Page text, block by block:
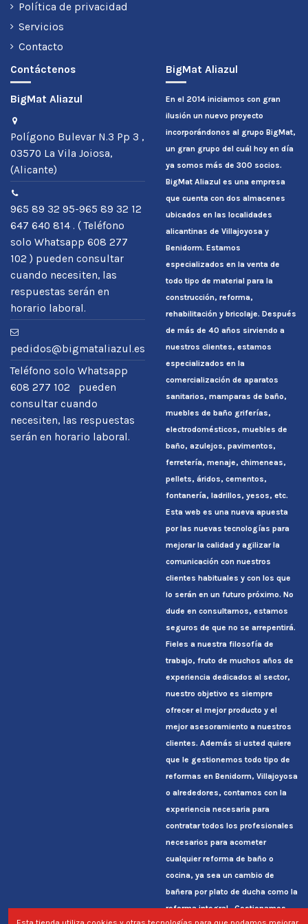
Política de privacidad
Servicios
Contacto
Contáctenos
BigMat Aliazul
Polígono Bulevar N.3 Pp 3 ,
03570 La Vila Joiosa,
(Alicante)
965 89 32 95-965 89 32 12
647 640 814 . ( Teléfono
solo Whatsapp 608 277
102 ) pueden consultar
cuando necesiten, las
respuestas serán en
horario laboral.
pedidos@bigmataliazul.es
Teléfono solo Whatsapp
608 277 102 pueden
consultar cuando
necesiten, las respuestas
serán en horario laboral.
BigMat Aliazul
En el 2014 iniciamos con gran
ilusión un nuevo proyecto
incorporándonos al grupo BigMat,
un gran grupo del cuál hoy en día
ya somos más de 300 socios.
BigMat Aliazul es una empresa
que cuenta con dos almacenes
ubicados en las localidades
alicantinas de Villajoyosa y
Benidorm. Estamos
especializados en la venta de
todo tipo de material para la
construcción, reforma,
rehabilitación y bricolaje. Después
de más de 40 años sirviendo a
nuestros clientes, estamos
especializados en la
comercialización de aparatos
sanitarios, mamparas de baño,
muebles de baño griferías,
electrodomésticos, muebles de
baño, azulejos, pavimentos,
ferretería, menaje, chimeneas,
pellets, áridos, cementos,
fontanería, ladrillos, yesos, etc.
Esta web es una nueva apuesta
por las nuevas tecnologías para
mejorar la calidad y agilizar la
comunicación con nuestros
clientes habituales y con los que
lo serán en un futuro próximo. No
dude en consultarnos, estamos
seguros de que no se arrepentirá.
Fieles a nuestra filosofía de
trabajo, fruto de muchos años de
experiencia dedicados al sector,
nuestro objetivo es siempre
ofrecer el mejor producto y el
mejor asesoramiento a nuestros
clientes. Además si usted quiere
que le gestionemos todo tipo de
reformas en Benidorm, Villajoyosa
o alrededores, contamos con la
experiencia necesaria para
contratar todos los profesionales
necesarios para acometer
cualquier reforma de baño o
cocina, ya sea un cambio de
bañera por plato de ducha como la
reforma integral. Gestionamos